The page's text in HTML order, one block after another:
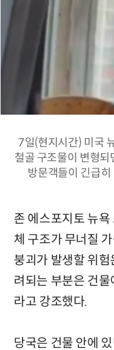
7일(현지시간) 미국
철골 구조물이 변형
방문객들이 긴급
존 에스포지토 뉴
체 구조가 무너질
붕괴가 발생할 위험
려되는 부분은 건물
라고 강조했다.
당국은 건물 안에